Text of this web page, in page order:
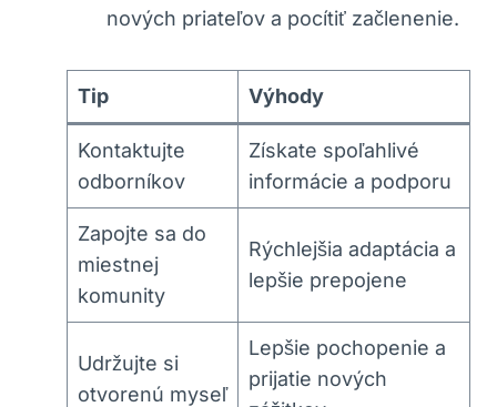
nových priateľov a pocítiť začlenenie.
Tip Výhody
Kontaktujte
odborníkov
Získate spoľahlivé
informácie a podporu
Zapojte sa do
miestnej
komunity
Rýchlejšia adaptácia a
lepšie prepojene
Udržujte si
otvorenú myseľ
Lepšie pochopenie a
prijatie nových